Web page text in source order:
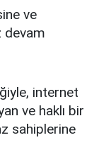
ve
devam
internet
ve haklı bir
sahiplerine